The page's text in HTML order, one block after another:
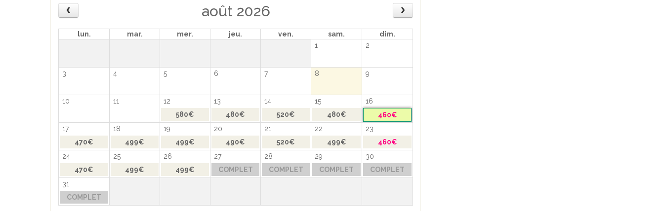
août 2026
lun. mar. mer. jeu. ven. sam.
dim.
1
2
3 4 5 6 7 8 9
10 11 12 13 14 15
16
580€
480€ 520€ 480€
460€
17
18 19 20 21 22
23
470€
499€ 499€ 490€ 520€ 499€
460€
24
25 26 27 28 29
30
470€
499€ 499€ COMPLET COMPLET COMPLET
COMPLET
31
COMPLET